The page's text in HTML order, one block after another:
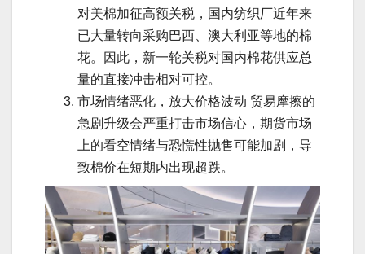
对美棉加征高额关税，国内纺织厂近年来
已大量转向采购巴西、澳大利亚等地的棉
花。因此，新一轮关税对国内棉花供应总
量的直接冲击相对可控。
市场情绪恶化，放大价格波动 贸易摩擦的
急剧升级会严重打击市场信心，期货市场
上的看空情绪与恐慌性抛售可能加剧，导
致棉价在短期内出现超跌。